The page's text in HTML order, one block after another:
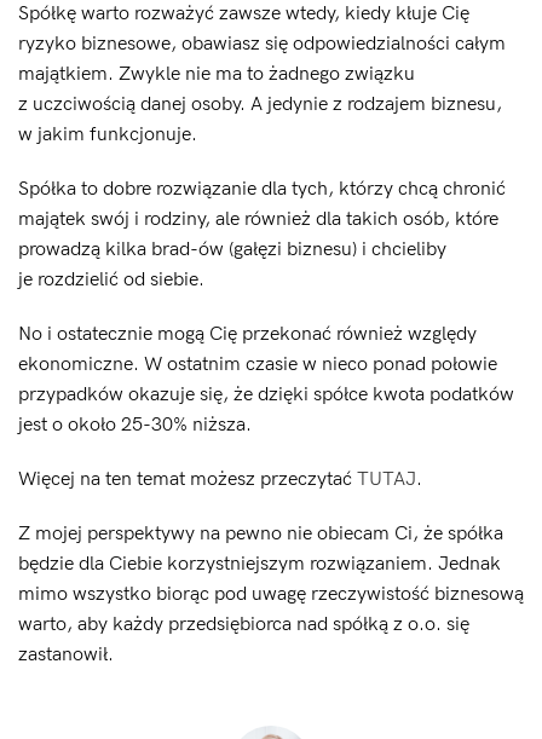
Spółkę warto rozważyć zawsze wtedy, kiedy kłuje Cię
ryzyko biznesowe, obawiasz się odpowiedzialności całym
majątkiem. Zwykle nie ma to żadnego związku
z uczciwością danej osoby. A jedynie z rodzajem biznesu,
w jakim funkcjonuje.
Spółka to dobre rozwiązanie dla tych, którzy chcą chronić
majątek swój i rodziny, ale również dla takich osób, które
prowadzą kilka brad-ów (gałęzi biznesu) i chcieliby
je rozdzielić od siebie.
No i ostatecznie mogą Cię przekonać również względy
ekonomiczne. W ostatnim czasie w nieco ponad połowie
przypadków okazuje się, że dzięki spółce kwota podatków
jest o około 25-30% niższa.
Więcej na ten temat możesz przeczytać TUTAJ.
Z mojej perspektywy na pewno nie obiecam Ci, że spółka
będzie dla Ciebie korzystniejszym rozwiązaniem. Jednak
mimo wszystko biorąc pod uwagę rzeczywistość biznesową
warto, aby każdy przedsiębiorca nad spółką z o.o. się
zastanowił.